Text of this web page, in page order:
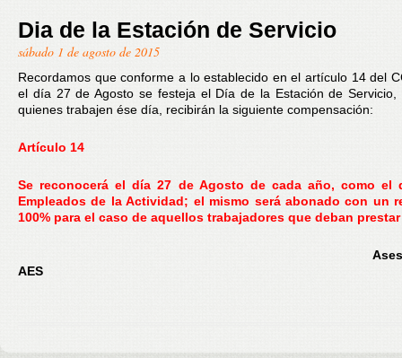
Dia de la Estación de Servicio
sábado 1 de agosto de 2015
Recordamos que conforme a lo establecido en el artículo 14 del
el día 27 de Agosto se festeja el Día de la Estación de Servicio,
quienes trabajen ése día, recibirán la siguiente compensación:
Artículo 14
Se reconocerá el día 27 de Agosto de cada año, como el
Empleados de la Actividad; el mismo será abonado con un
100% para el caso de aquellos trabajadores que deban
AES